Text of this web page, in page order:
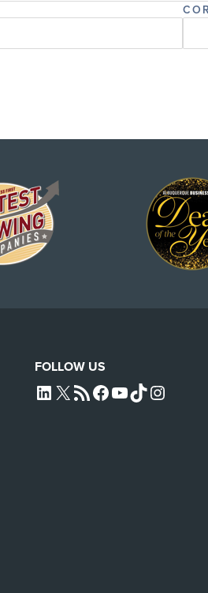
FOLLOW US
L4SB LINKEDIN
X L4SB RSS FEEDL4SB FACEBOOK
L4SB YOUTUBE
TIKTOKINSTAGRAM